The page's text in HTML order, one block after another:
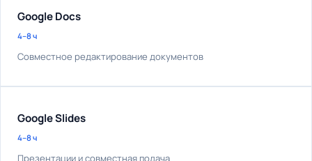
Google Docs
4–8 ч
Совместное редактирование документов
Google Slides
4–8 ч
Презентации и совместная подача